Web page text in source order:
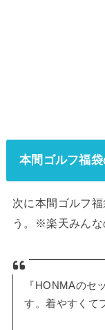
本間ゴルフ福
次に本間ゴルフ
う。※楽天みん
『HONMAのセ
す。着やすくて